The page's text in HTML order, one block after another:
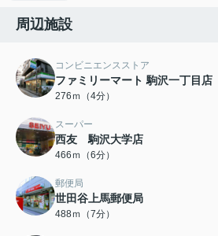
周辺施設
コンビニエンスストア
ファミリーマート 駒沢一丁目店
276ｍ（4分）
スーパー
西友 駒沢大学店
466ｍ（6分）
郵便局
世田谷上馬郵便局
488ｍ（7分）